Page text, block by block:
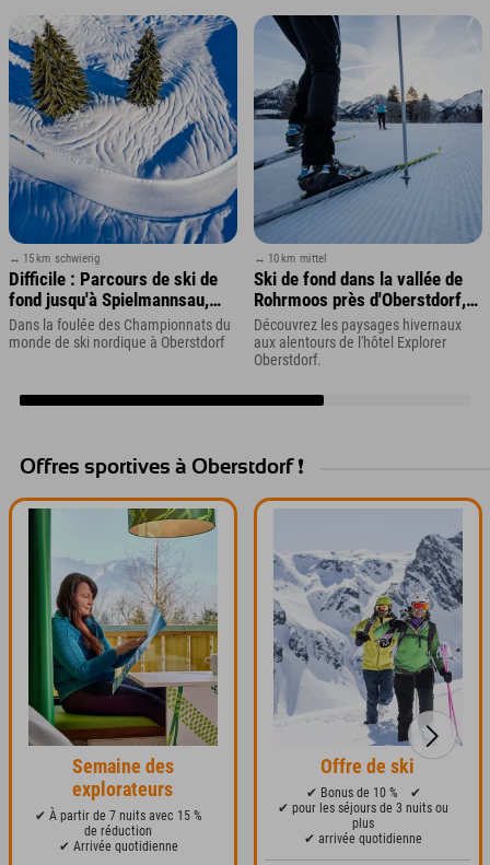
↔ 15 km schwierig
Difficile : Parcours de ski de
fond jusqu'à Spielmannsau,
près d'Oberstdorf.
Dans la foulée des Championnats du
monde de ski nordique à Oberstdorf
↔ 10 km mittel
Ski de fond dans la vallée de
Rohrmoos près d'Oberstdorf,
dans la région d'Allgäu
Découvrez les paysages hivernaux
aux alentours de l'hôtel Explorer
Oberstdorf.
Offres sportives à Oberstdorf ❗️
Semaine des
explorateurs
✔ À partir de 7 nuits avec 15 %
de réduction
✔ Arrivée quotidienne
Offre de ski
✔ Bonus de 10 %
✔
✔ pour les séjours de 3 nuits ou
plus
✔ arrivée quotidienne